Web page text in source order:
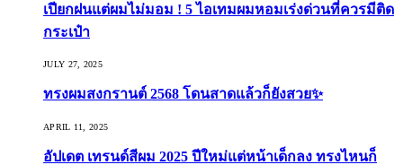
เปียกฝนแต่ผมไม่มอม ! 5 ไอเทมผมหอมเร่งด่วนที่ควรมีติด
กระเป๋า
JULY 27, 2025
ทรงผมสงกรานต์ 2568 โดนสาดแล้วก็ยังสวย✨
APRIL 11, 2025
อัปเดต เทรนด์สีผม 2025 ปีใหม่แต่หน้าเด็กลง ทรงไหนก็